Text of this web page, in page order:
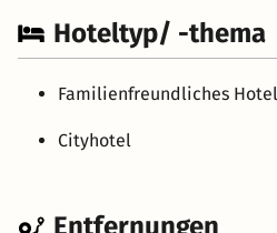
Hoteltyp/ -thema
Familienfreundliches Hotel
Cityhotel
Entfernungen